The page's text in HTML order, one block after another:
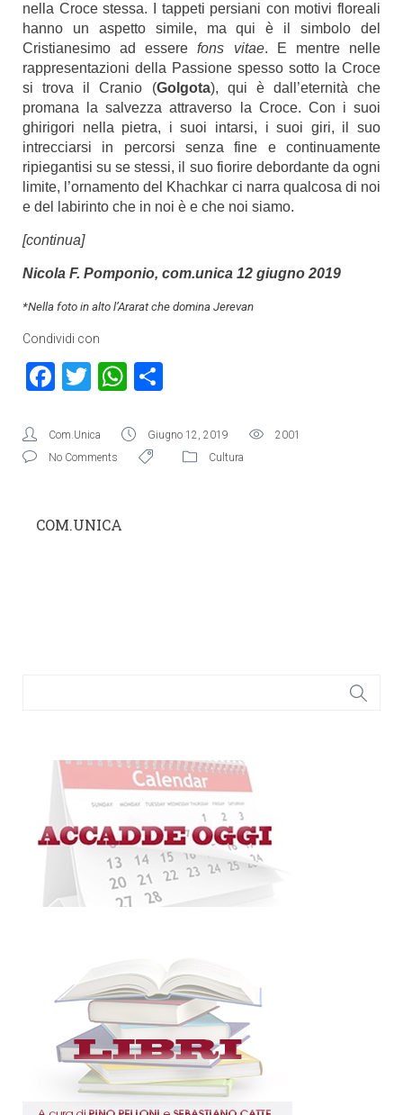
nella Croce stessa. I tappeti persiani con motivi floreali
hanno un aspetto simile, ma qui è il simbolo del
Cristianesimo ad esserefons vitae. E mentre nelle
rappresentazioni della Passione spesso sotto la Croce
si trova il Cranio (Golgota), qui è dall’eternità che
promana la salvezza attraverso la Croce. Con i suoi
ghirigori nella pietra, i suoi intarsi, i suoi giri, il suo
intrecciarsi in percorsi senza fine e continuamente
ripiegantisi su se stessi, il suo fiorire debordante da ogni
limite, l’ornamento del Khachkar ci narra qualcosa di noi
e del labirinto che in noi è e che noi siamo.
[continua]
Nicola F. Pomponio, com.unica 12 giugno 2019
*Nella foto in alto l’Ararat che domina Jerevan
Condividi con
Facebook
TwitterWhatsApp
Com.Unica Giugno 12, 2019
2001
No Comments
Cultura
COM.UNICA